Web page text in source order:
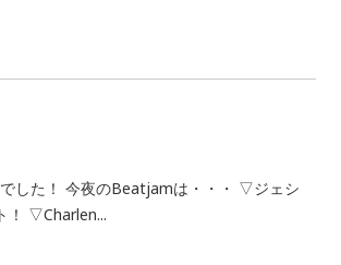
した！ 今夜のBeatjamは・・・ ▽ジェシ
！ ▽Charlen...